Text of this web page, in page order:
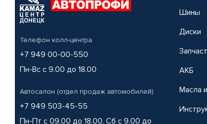
Телефон колл-центра
+7 949 00-00-550
Пн-Вс с 9.00 до 18.00
Автосалон (отдел продаж автомобилей)
+7 949 503-45-55
Пн-Пт с 09.00 до 18.00, Сб с 9.00 до
Шины
Диски
АКБ
Масла